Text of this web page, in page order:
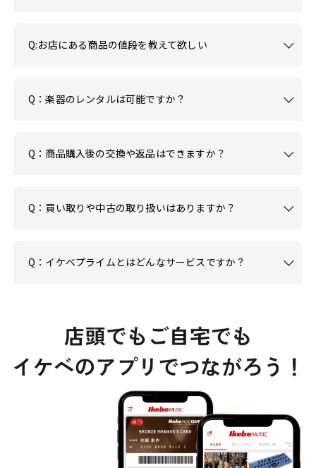
Q:お店にある商品の値段を教えて欲しい
Q：楽器のレンタルは可能ですか？
Q：商品購入後の交換や返品はできますか？
Q：買い取りや中古の取り扱いはありますか？
Q：イケベプライムとはどんなサービスですか？